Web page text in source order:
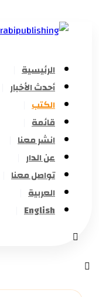
الرئيسية
أحدث الأخبار
الكتب
قائمة
انشر معنا
عن الدار
تواصل معنا
العربية
English